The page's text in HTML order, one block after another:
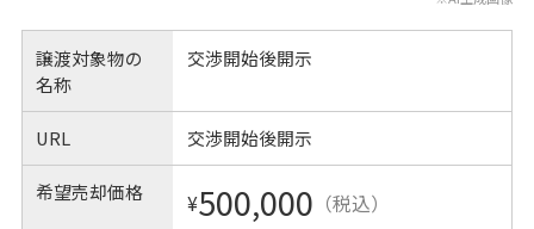
譲渡対象物の
名称
交渉開始後開示
URL 交渉開始後開示
希望売却価格 ¥500,000 （税込）